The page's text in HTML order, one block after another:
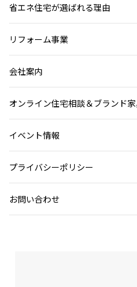
省エネ住宅が選ばれる理由
リフォーム事業
会社案内
オンライン住宅相談＆ブランド
イベント情報
プライバシーポリシー
お問い合わせ